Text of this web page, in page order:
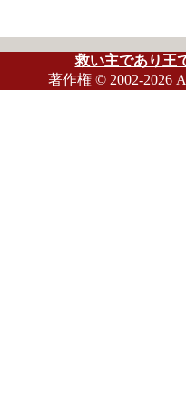
救い主であり王
著作権© 2002-2026